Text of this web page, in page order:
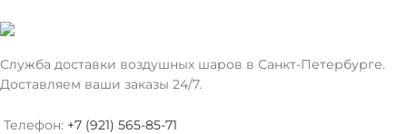
Служба доставки воздушных шаров в Санкт-Петербурге.
Доставляем ваши заказы 24/7.
Телефон: +7 (921) 565-85-71